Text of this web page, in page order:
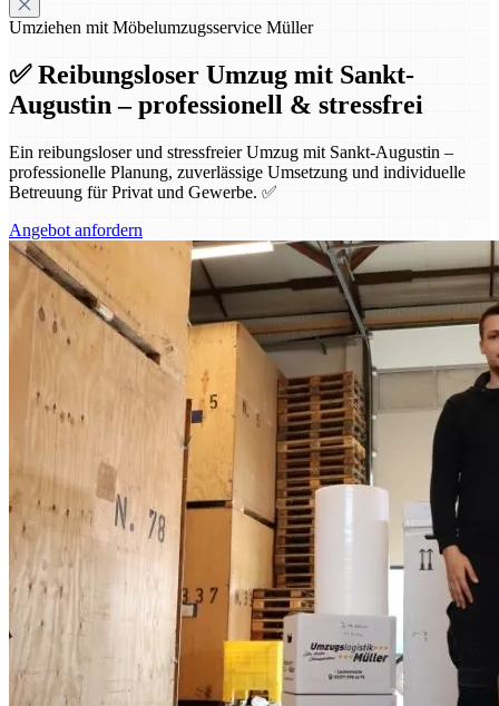
Umziehen mit Möbelumzugsservice Müller
✅ Reibungsloser Umzug mit Sankt-
Augustin – professionell & stressfrei
Ein reibungsloser und stressfreier Umzug mit Sankt-Augustin –
professionelle Planung, zuverlässige Umsetzung und individuelle
Betreuung für Privat und Gewerbe. ✅
Angebot anfordern